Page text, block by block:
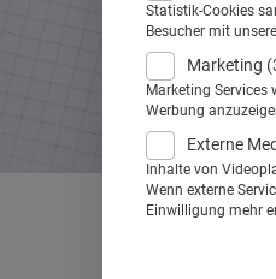
Statistik-Cookies
Besucher mit
Marketing
Marketing
Werbung
Externe
Inhalte von
Wenn externe
Einwilligung mehr